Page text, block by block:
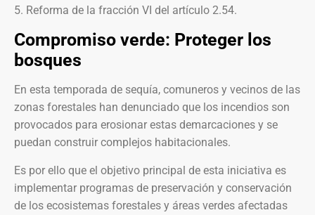
5. Reforma de la fracción VI del artículo 2.54.
Compromiso verde: Proteger los
bosques
En esta temporada de sequía, comuneros y vecinos de las
zonas forestales han denunciado que los incendios son
provocados para erosionar estas demarcaciones y se
puedan construir complejos habitacionales.
Es por ello que el objetivo principal de esta iniciativa es
implementar programas de preservación y conservación
de los ecosistemas forestales y áreas verdes afectadas